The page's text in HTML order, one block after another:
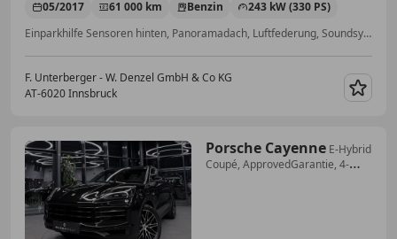
05/2017 61 000 km Benzin
243 kW (330 PS)
Einparkhilfe Sensoren hinten, Panoramadach, Luftfederung, Soundsystem, LED-Scheinwerfer, W-Lan / Wifi Hotspot, Apple CarPlay, 4-Zonen-Klimaautomatik
F. Unterberger - W. Denzel GmbH & Co KG
AT-6020 Innsbruck
Porsche Cayenne E-Hybrid
Coupé, ApprovedGarantie, 4-